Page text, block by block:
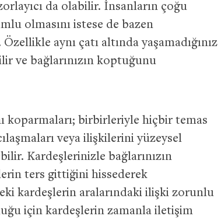
da olabilir. İnsanların çoğu
olmasını istese de bazen
aynı çatı altında yaşamadığınız
ve bağlarınızın koptuğunu
koparmaları; birbirleriyle hiçbir temas
veya ilişkilerini yüzeysel
Kardeşlerinizle bağlarınızın
ters gittiğini hissederek
kardeşlerin aralarındaki ilişki zorunlu
için kardeşlerin zamanla iletişim